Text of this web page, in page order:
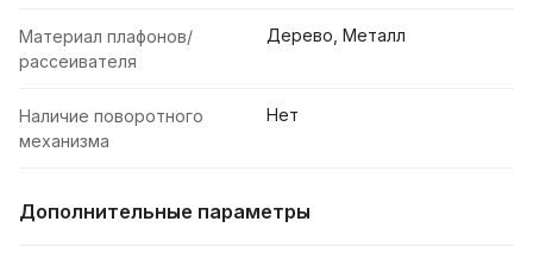
Материал плафонов/
рассеивателя
Дерево, Металл
Наличие поворотного
механизма
Нет
Дополнительные параметры